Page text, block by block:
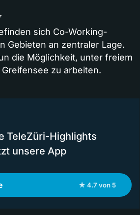
sich Co-Working-
Gebieten an zentraler Lage.
die Möglichkeit, unter freiem
zu arbeiten.
TeleZüri-Highlights
unsere App
★ 4.7 von 5